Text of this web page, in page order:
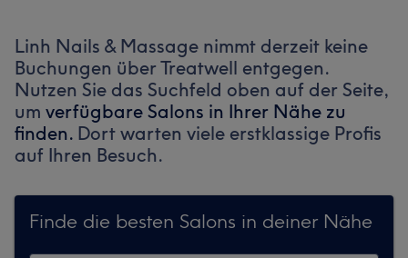
Linh Nails & Massage nimmt derzeit keine
Buchungen über Treatwell entgegen.
Nutzen Sie das Suchfeld oben auf der Seite,
um verfügbare Salons in Ihrer Nähe zu
finden. Dort warten viele erstklassige Profis
auf Ihren Besuch.
Finde die besten Salons in deiner Nähe